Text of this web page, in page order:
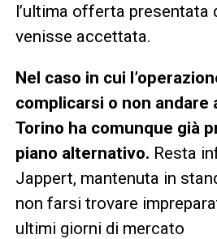
l’ultima offerta presentata
venisse accettata.
Nel caso in cui
complicarsi o non andare
Torino ha comunque già
piano alternativo. Resta
Jappert, mantenuta in
non farsi trovare
ultimi giorni di mercato